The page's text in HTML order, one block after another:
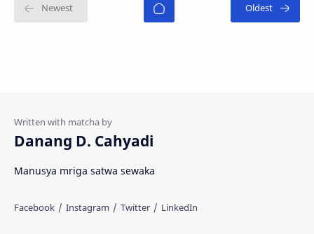
Danang D. Cahyadi
Manusya mriga satwa sewaka